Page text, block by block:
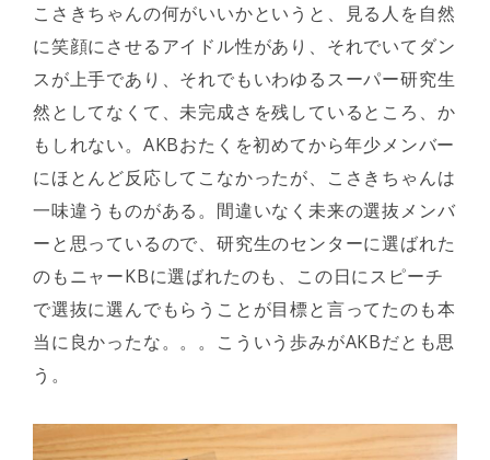
こさきちゃんの何がいいかというと、見る人を自然
に笑顔にさせるアイドル性があり、それでいてダン
スが上手であり、それでもいわゆるスーパー研究生
然としてなくて、未完成さを残しているところ、か
もしれない。AKBおたくを初めてから年少メンバー
にほとんど反応してこなかったが、こさきちゃんは
一味違うものがある。間違いなく未来の選抜メンバ
ーと思っているので、研究生のセンターに選ばれた
のもニャーKBに選ばれたのも、この日にスピーチ
で選抜に選んでもらうことが目標と言ってたのも本
当に良かったな。。。こういう歩みがAKBだとも思
う。